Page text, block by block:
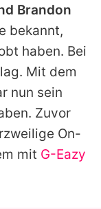
Brandon
bekannt,
haben. Bei
Mit dem
nun sein
Zuvor
On-
mit G-Eazy